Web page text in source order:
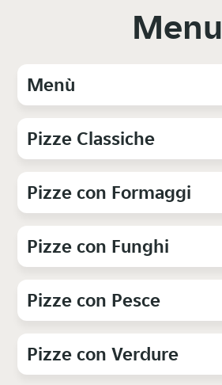
Menu
Menù
Pizze Classiche
Pizze con Formaggi
Pizze con Funghi
Pizze con Pesce
Pizze con Verdure